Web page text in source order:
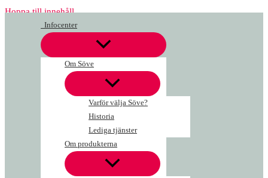
Hoppa till innehåll
Infocenter
Om Söve
Varför välja Söve?
Historia
Lediga tjänster
Om produkterna